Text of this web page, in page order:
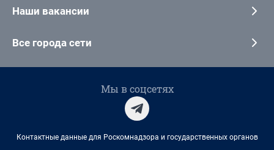
Наши вакансии
Все города сети
Мы в соцсетях
Контактные данные для Роскомнадзора и государственных органов